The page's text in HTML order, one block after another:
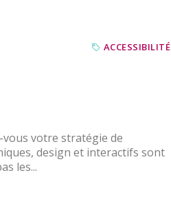
ACCESSIBILITÉ
vous votre stratégie de
design et interactifs sont
les...